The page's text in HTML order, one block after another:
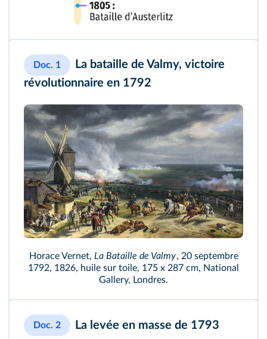
Doc. 1
La bataille de Valmy, victoire
révolutionnaire en 1792
Horace Vernet, La Bataille de Valmy, 20 septembre
1792, 1826, huile sur toile, 175 x 287 cm, National
Gallery, Londres.
Doc. 2 La levée en masse de 1793